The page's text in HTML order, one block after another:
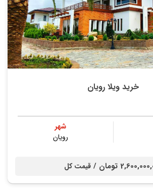
خرید ویلا رویان
شهر
رویان
تومان / قیمت کل